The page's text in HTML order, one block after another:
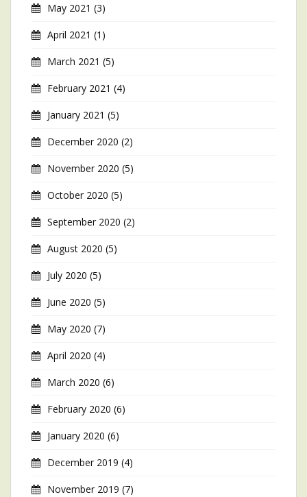
May 2021 (3)
April 2021 (1)
March 2021 (5)
February 2021 (4)
January 2021 (5)
December 2020 (2)
November 2020 (5)
October 2020 (5)
September 2020 (2)
August 2020 (5)
July 2020 (5)
June 2020 (5)
May 2020 (7)
April 2020 (4)
March 2020 (6)
February 2020 (6)
January 2020 (6)
December 2019 (4)
November 2019 (7)